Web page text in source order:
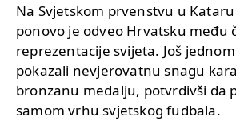
Na Svjetskom prvenstvu u
ponovo je odveo Hrvatsku među
reprezentacije svijeta. Još
pokazali nevjerovatnu snagu
bronzanu medalju, potvrdivši da
samom vrhu svjetskog fudbala.